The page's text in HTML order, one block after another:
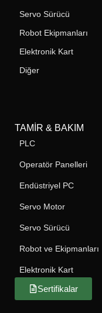
Servo Sürücü
Robot Ekipmanları
Elektronik Kart
Diğer
TAMIR & BAKIM
PLC
Operatör Panelleri
Endüstriyel PC
Servo Motor
Servo Sürücü
Robot ve Ekipmanları
Elektronik Kart
Sertifikalar